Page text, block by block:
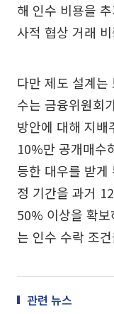
해 인수 비용을
사적 협상 거래
다만 제도 설계는
수는 금융위원회
방안에 대해 지
10%만 공개매수
등한 대우를 받게
정 기간을 과거
50% 이상을 확
는 인수 수락 조
관련 뉴스